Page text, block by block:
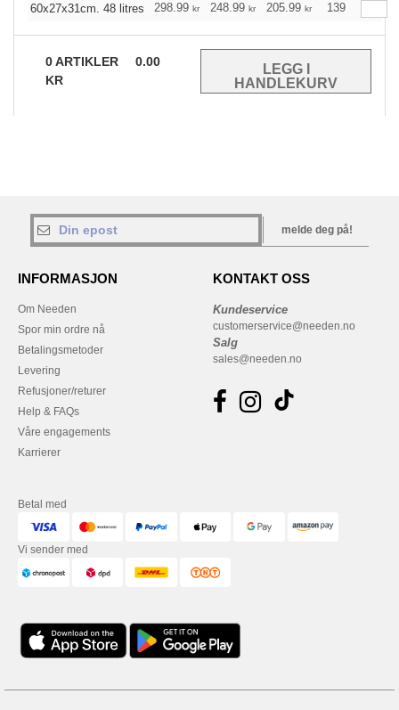
60x27x31cm. 48 litres 298.99 kr 248.99 kr 205.99 kr 139
0ARTIKLER
0.00
KR
melde deg på!
INFORMASJON
Om Needen
Spor min ordre nå
Betalingsmetoder
Levering
Refusjoner/returer
Help & FAQs
Våre engagements
Karrierer
KONTAKT OSS
Kundeservice
customerservice@needen.no
Salg
sales@needen.no
Betal med
Vi sender med